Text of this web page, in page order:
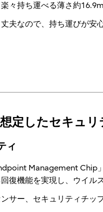
々持ち運べる薄さ約
夫なので、持ち運びが安
定したセキュリ
ィ
Management Chip
復機能を実現し、ウイル
サー、セキュリティチッ